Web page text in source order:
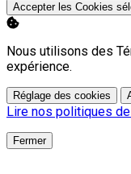
Accepter les Cookies
Nous utilisons des
expérience.
Réglage des cookies
Lire nos politiques
Fermer